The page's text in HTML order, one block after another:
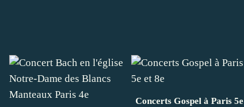
Concerts Gospel à Paris 5e